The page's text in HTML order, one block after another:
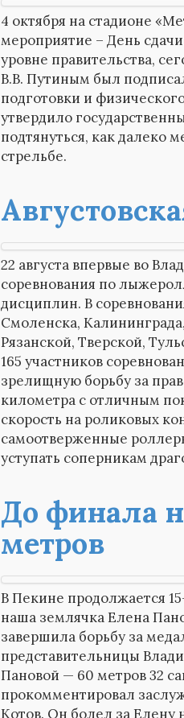
4 октября на стадионе
мероприятие – День
уровне правительства,
В.В. Путиным был
подготовки и
утвердило
подтянуться, как далеко
стрельбе.
22 августа впервые во
соревнования по
дисциплин. В
Смоленска,
Рязанской, Тверской,
165 участников
зрелищную борьбу за
километра с отличным
скорость на роликовых
самоотверженные
уступать соперникам
До финала
метров
В Пекине продолжается
наша землячка Елена
завершила борьбу за
представительницы
Пановой — 60 метров 32
прокомментировал
Котов. Он болел за Елену